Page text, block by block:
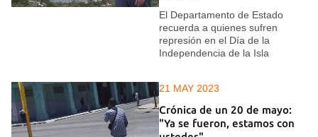
El Departamento de Estado
recuerda a quienes sufren
represión en el Día de la
Independencia de la Isla
21 MAY 2023
Crónica de un 20 de mayo:
"Ya se fueron, estamos con